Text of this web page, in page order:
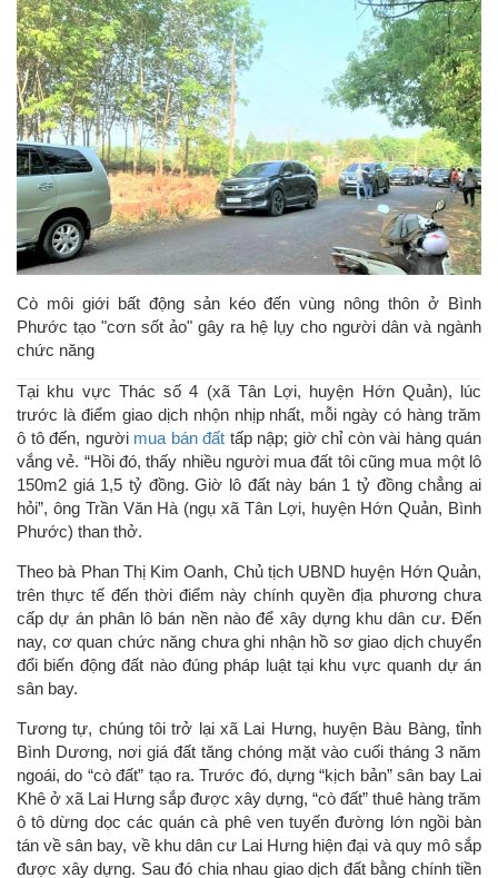
Cò môi giới bất động sản kéo đến vùng nông thôn ở Bình
Phước tạo "cơn sốt ảo" gây ra hệ lụy cho người dân và ngành
chức năng
Tại khu vực Thác số 4 (xã Tân Lợi, huyện Hớn Quản), lúc
trước là điểm giao dịch nhộn nhịp nhất, mỗi ngày có hàng trăm
ô tô đến, người mua bán đất tấp nập; giờ chỉ còn vài hàng quán
vắng vẻ. “Hồi đó, thấy nhiều người mua đất tôi cũng mua một lô
150m2 giá 1,5 tỷ đồng. Giờ lô đất này bán 1 tỷ đồng chẳng ai
hỏi”, ông Trần Văn Hà (ngụ xã Tân Lợi, huyện Hớn Quản, Bình
Phước) than thở.
Theo bà Phan Thị Kim Oanh, Chủ tịch UBND huyện Hớn Quản,
trên thực tế đến thời điểm này chính quyền địa phương chưa
cấp dự án phân lô bán nền nào để xây dựng khu dân cư. Đến
nay, cơ quan chức năng chưa ghi nhận hồ sơ giao dịch chuyển
đổi biến động đất nào đúng pháp luật tại khu vực quanh dự án
sân bay.
Tương tự, chúng tôi trở lại xã Lai Hưng, huyện Bàu Bàng, tỉnh
Bình Dương, nơi giá đất tăng chóng mặt vào cuối tháng 3 năm
ngoái, do “cò đất” tạo ra. Trước đó, dựng “kịch bản” sân bay Lai
Khê ở xã Lai Hưng sắp được xây dựng, “cò đất” thuê hàng trăm
ô tô dừng dọc các quán cà phê ven tuyến đường lớn ngồi bàn
tán về sân bay, về khu dân cư Lai Hưng hiện đại và quy mô sắp
được xây dựng. Sau đó chia nhau giao dịch đất bằng chính tiền